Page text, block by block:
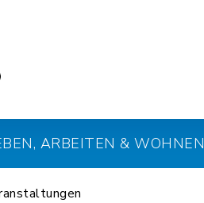
ARBEITEN & WOHNEN